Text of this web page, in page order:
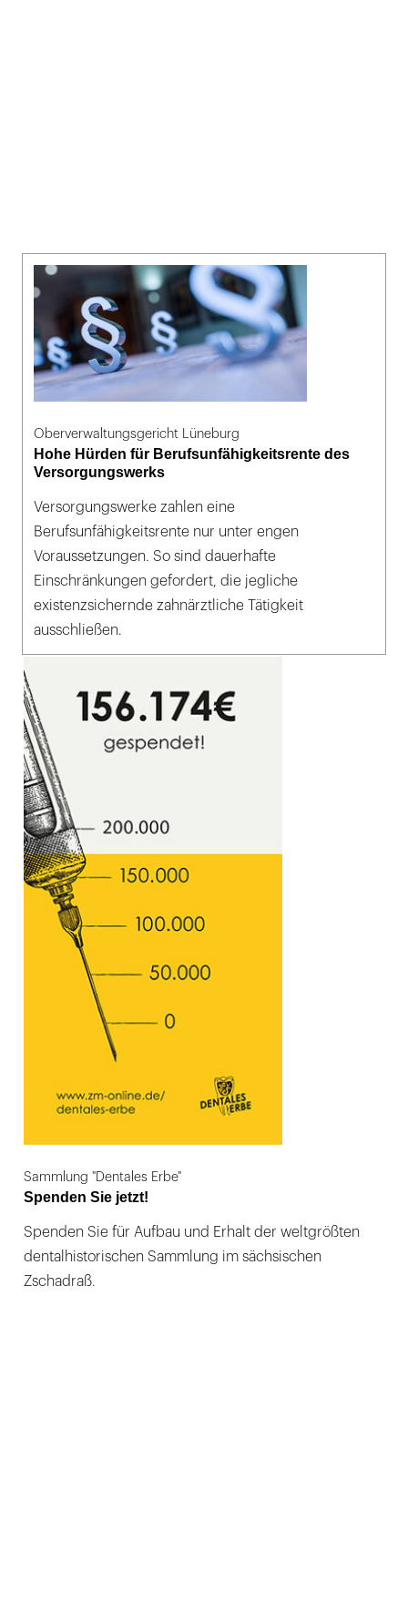
Oberverwaltungsgericht Lüneburg
Hohe Hürden für Berufsunfähigkeitsrente des
Versorgungswerks
Versorgungswerke zahlen eine
Berufsunfähigkeitsrente nur unter engen
Voraussetzungen. So sind dauerhafte
Einschränkungen gefordert, die jegliche
existenzsichernde zahnärztliche Tätigkeit
ausschließen.
Sammlung "Dentales Erbe"
Spenden Sie jetzt!
Spenden Sie für Aufbau und Erhalt der weltgrößten
dentalhistorischen Sammlung im sächsischen
Zschadraß.